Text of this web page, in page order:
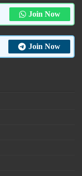
Join Now
Join Now